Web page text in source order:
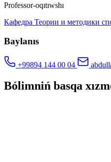
Professor-oqıtıwshı
Кафедра Теории и методики
Baylanıs
+99894 144 00 04
Bólimniń basqa